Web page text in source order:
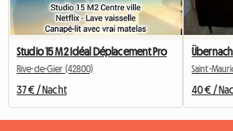
Studio 15 M2 Idéal Déplacement Pro
Rive-de-Gier (42800)
37 € / Nacht
Saint-
40 € /